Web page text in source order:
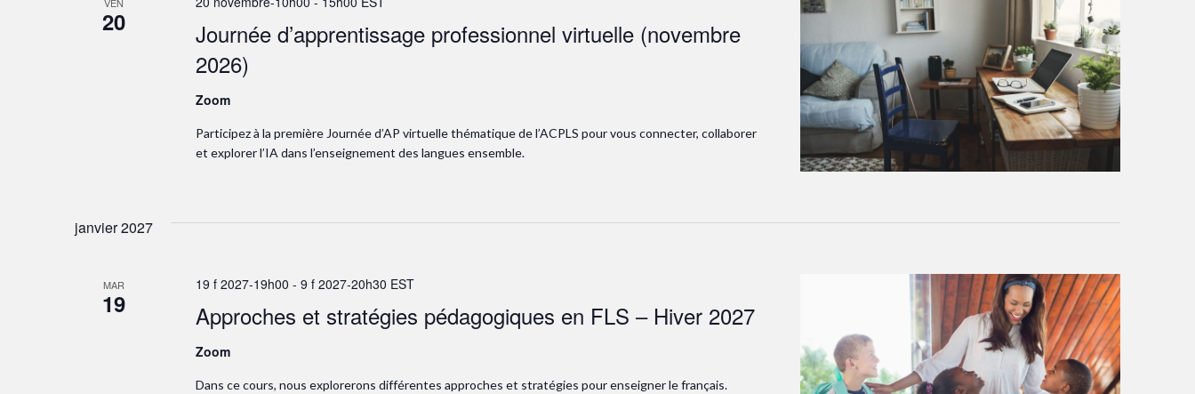
20
Journée d’apprentissage professionnel virtuelle (novembre
2026)
Zoom
Participez à la première Journée d’AP virtuelle thématique de l’ACPLS pour vous connecter, collaborer
et explorer l’IA dans l’enseignement des langues ensemble.
janvier 2027
MAR
19 Approches et stratégies pédagogiques en FLS – Hiver 2027
19 f 2027-19h00 - 9 f 2027-20h30 EST
Zoom
Dans ce cours, nous explorerons différentes approches et stratégies pour enseigner le français.